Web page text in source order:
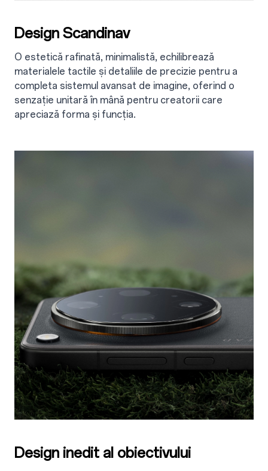
Design Scandinav
O estetică rafinată, minimalistă, echilibrează
materialele tactile și detaliile de precizie pentru a
completa sistemul avansat de imagine, oferind o
senzație unitară în mână pentru creatorii care
apreciază forma și funcția.
Design inedit al obiectivului